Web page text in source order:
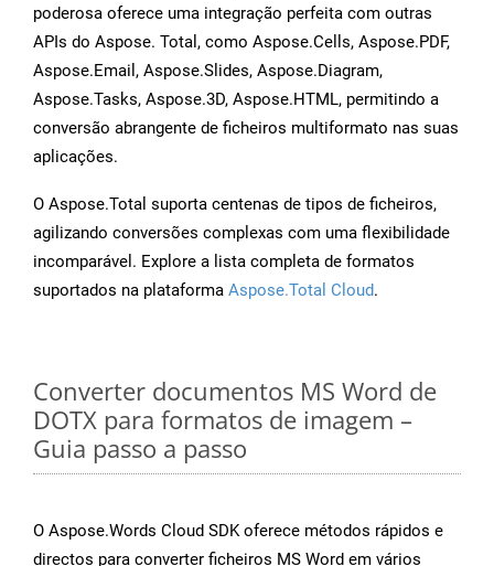
poderosa oferece uma integração perfeita com outras
APIs do Aspose. Total, como Aspose.Cells, Aspose.PDF,
Aspose.Email, Aspose.Slides, Aspose.Diagram,
Aspose.Tasks, Aspose.3D, Aspose.HTML, permitindo a
conversão abrangente de ficheiros multiformato nas suas
aplicações.
O Aspose.Total suporta centenas de tipos de ficheiros,
agilizando conversões complexas com uma flexibilidade
incomparável. Explore a lista completa de formatos
suportados na plataforma Aspose.Total Cloud.
Converter documentos MS Word de
DOTX para formatos de imagem –
Guia passo a passo
O Aspose.Words Cloud SDK oferece métodos rápidos e
directos para converter ficheiros MS Word em vários